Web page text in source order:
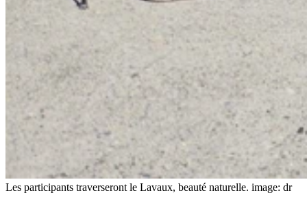
Les participants traverseront le Lavaux, beauté naturelle. image: dr